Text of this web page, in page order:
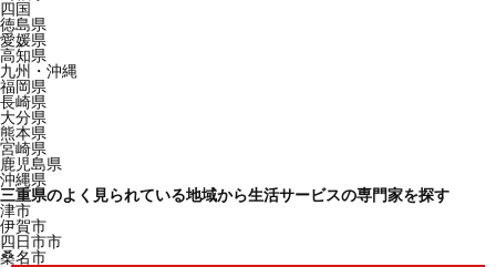
四国
徳島県
愛媛県
高知県
九州・沖縄
福岡県
長崎県
大分県
熊本県
宮崎県
鹿児島県
沖縄県
三重県のよく見られている地域から生活サービスの専門家を探す
津市
伊賀市
四日市市
桑名市